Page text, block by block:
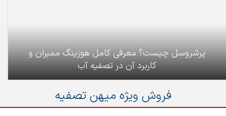
پرشروسل چیست؟ معرفی کامل هوزینگ ممبران و
کاربرد آن در تصفیه آب
فروش ویژه میهن تصفیه